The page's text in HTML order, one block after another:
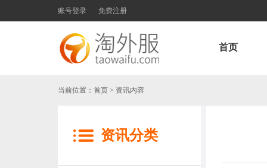
账号登录 免费注册
首页
当前位置： 首页 > 资讯内容
资讯分类